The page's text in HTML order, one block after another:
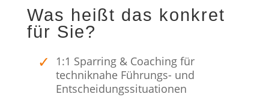
Was heißt das konkret
für Sie?
1:1 Sparring & Coaching für
techniknahe Führungs- und
Entscheidungssituationen